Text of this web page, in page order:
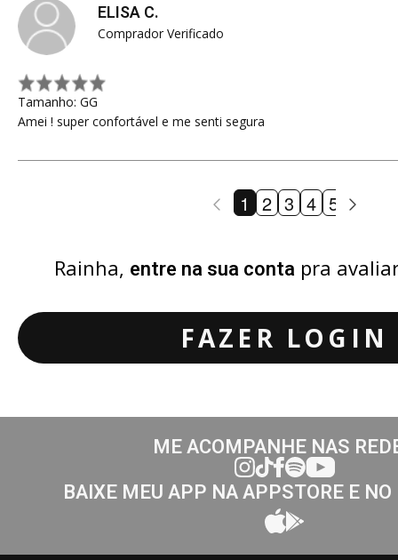
ELISA C.
Comprador Verificado
Tamanho: GG
Amei ! super confortável e me senti segura
1 2 3 4 5 6
Rainha, entre na sua conta pra
FAZER LOGIN
ME ACOMPANHE NAS
BAIXE MEU APP NA APPSTORE E